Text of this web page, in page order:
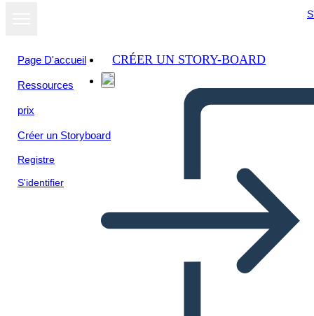
Page D'accueil
Ressources
prix
Créer un Storyboard
Registre
S'identifier
CRÉER UN STORY-BOARD